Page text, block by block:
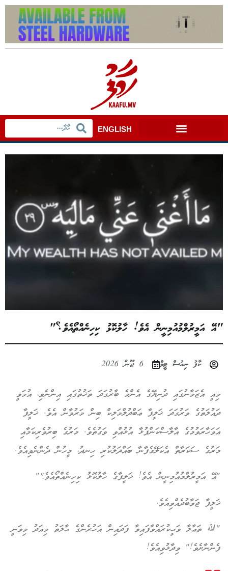
ENGLISH
"އޭ އަމީރުލްމުއުމިނީން އެވެ! ހާލުކޮޅު ކިހިނެއްތޯއެވެ؟"
ކާފު ނިއުސް ޓީމް 6 ޖޫން 2026
މިއީ އެޒަމާނުގައި ދުނިޔޭގެ އެންމެ ބާރުގަދަ ތަޚުތުގައި އިންނެވި، އުމަވީ
ދައުލަތުގެ ވަރުގަދަ ޚަލީފާ ޢަބްދުލްމަލިކް ބިން މަރުވާން އެވެ. ޚަލީފާ
އަވަހާރަވުމުގެ އާލާސްކަންފުޅާ އުޅުއްވި ވަގުތެވެ. މަރުގެ ބިރުވެރިކަމާއި
މަރުގެ ސަކަރާތް އެކަލޭގެފާނާ ބައްދަލުކުރި ހިނދު، މީހުން ދެންނެވިއެވެ.
"އޭ އަމީރުލްމުއުމިނީން އެވެ! ޚަލީފާގެ ހާލުކޮޅު ކިހިނެއްތޯއެވެ؟"
ޚަލީފާ ޖަވާބުދެއްވިއެވެ.
"ﷲ ތަޢާލާ ވަޙީކުރައްވާފައިވާ ފަދައިން އަހުރެންގެ ޙާލަތު މިއަދު މިވަނީ
ފެންނާށެވެ!" ވިދާޅުވިއެވެ!